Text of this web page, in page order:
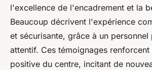
l'excellence de l'encadrement et la
Beaucoup décrivent l'expérience
et sécurisante, grâce à un
attentif. Ces témoignages
positive du centre, incitant de